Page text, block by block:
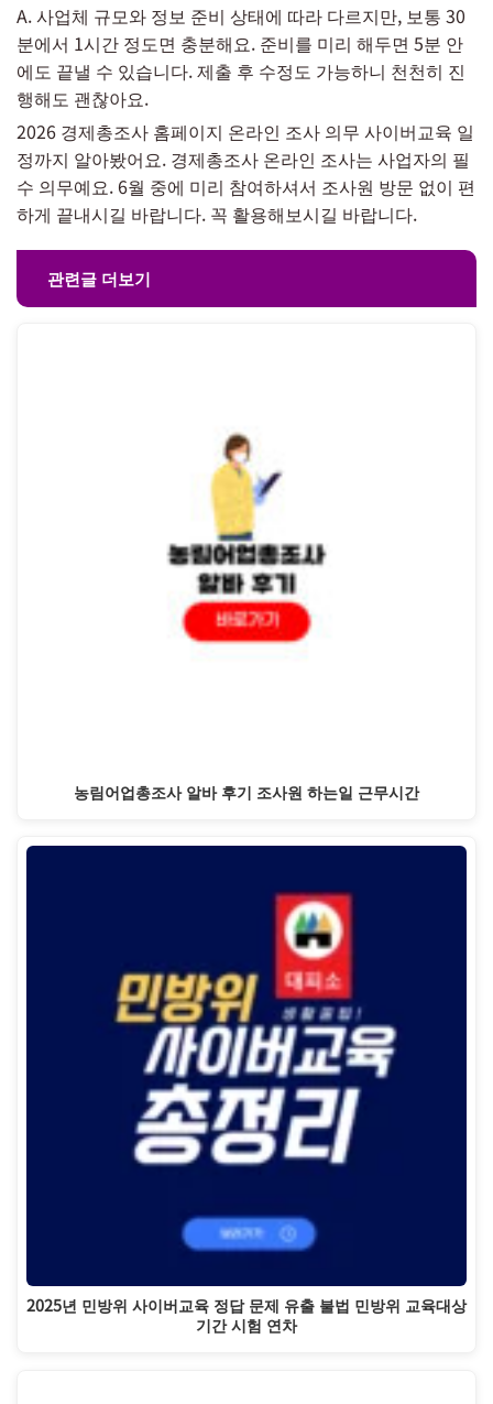
A. 사업체 규모와 정보 준비 상태에 따라 다르지만, 보통 30
분에서 1시간 정도면 충분해요. 준비를 미리 해두면 5분 안
에도 끝낼 수 있습니다. 제출 후 수정도 가능하니 천천히 진
행해도 괜찮아요.
2026 경제총조사 홈페이지 온라인 조사 의무 사이버교육 일
정까지 알아봤어요. 경제총조사 온라인 조사는 사업자의 필
수 의무예요. 6월 중에 미리 참여하셔서 조사원 방문 없이 편
하게 끝내시길 바랍니다. 꼭 활용해보시길 바랍니다.
관련글 더보기
농림어업총조사 알바 후기 조사원 하는일 근무시간
2025년 민방위 사이버교육 정답 문제 유출 불법 민방위 교육대상
기간 시험 연차